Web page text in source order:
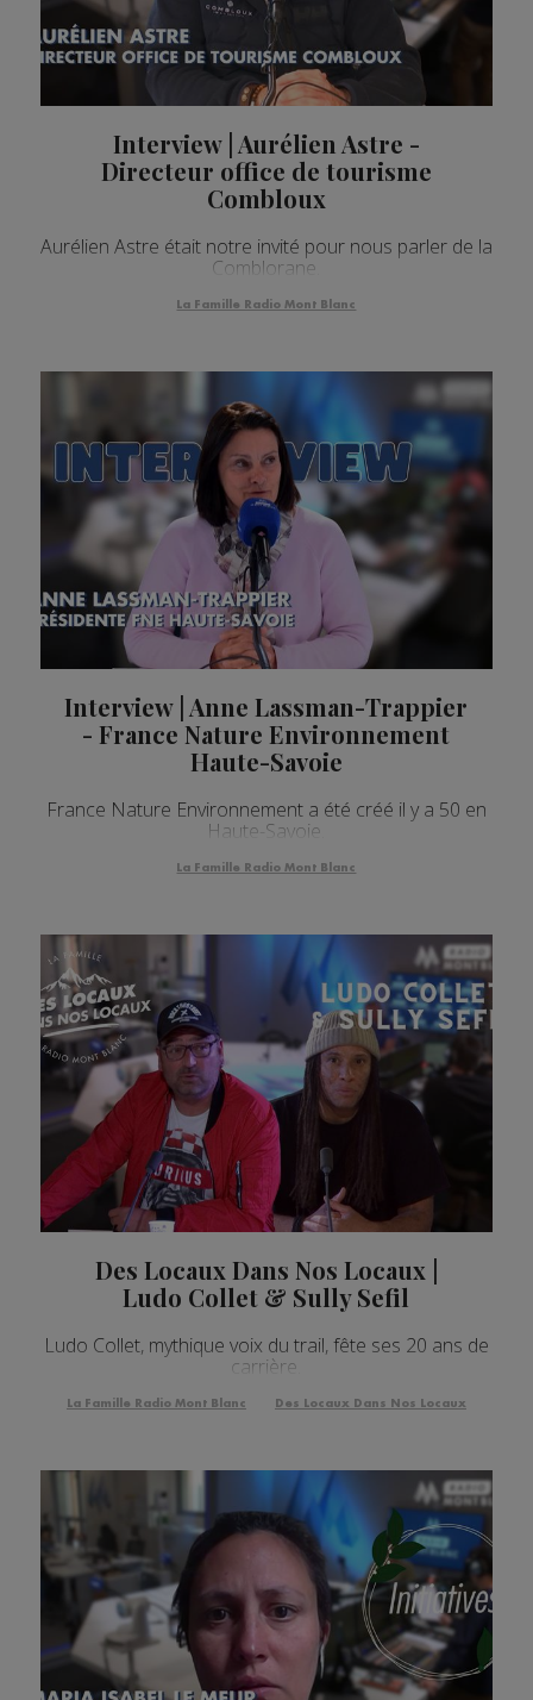
Interview | Aurélien Astre -
Directeur office de tourisme
Combloux
Aurélien Astre était notre invité pour nous parler de la
Comblorane.
La Famille Radio Mont Blanc
Interview | Anne Lassman-Trappier
- France Nature Environnement
Haute-Savoie
France Nature Environnement a été créé il y a 50 en
Haute-Savoie.
La Famille Radio Mont Blanc
Des Locaux Dans Nos Locaux |
Ludo Collet & Sully Sefil
Ludo Collet, mythique voix du trail, fête ses 20 ans de
carrière.
La Famille Radio Mont Blanc Des Locaux Dans Nos Locaux